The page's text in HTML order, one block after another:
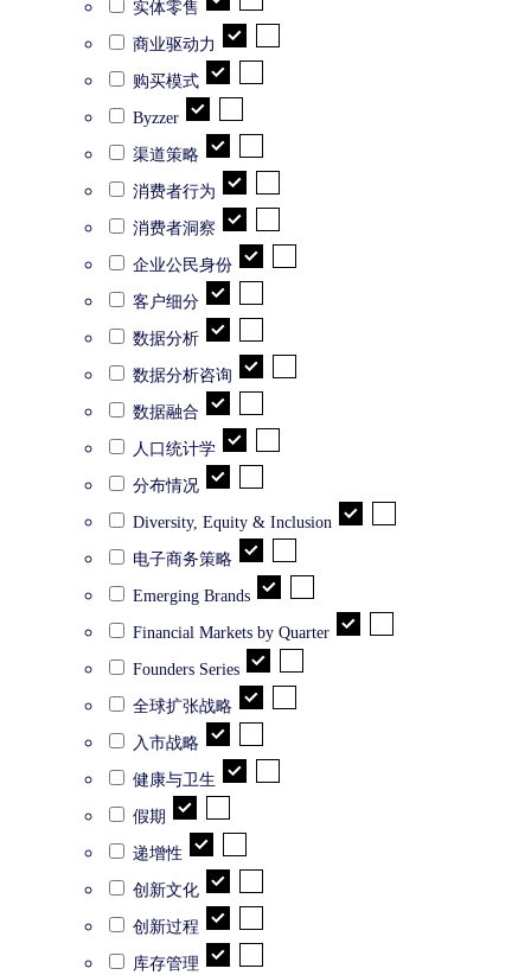
实体零售
商业驱动力
购买模式
Byzzer
渠道策略
消费者行为
消费者洞察
企业公民身份
客户细分
数据分析
数据分析咨询
数据融合
人口统计学
分布情况
Diversity, Equity & Inclusion
电子商务策略
Emerging Brands
Financial Markets by Quarter
Founders Series
全球扩张战略
入市战略
健康与卫生
假期
递增性
创新文化
创新过程
库存管理